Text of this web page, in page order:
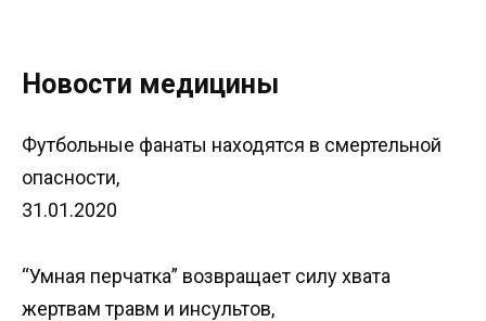
Новости медицины
Футбольные фанаты находятся в смертельной
опасности,
31.01.2020
“Умная перчатка” возвращает силу хвата
жертвам травм и инсультов,